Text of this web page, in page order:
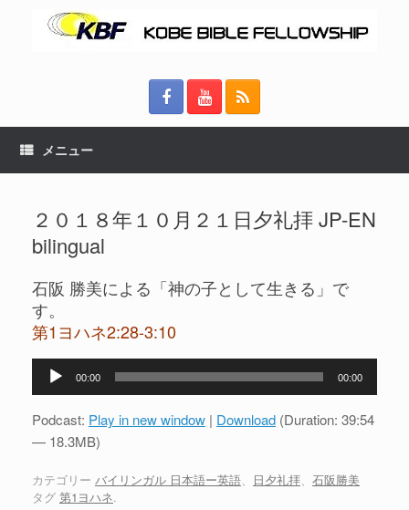
メニュー
２０１８年１０月２１日夕礼拝 JP-EN
bilingual
石阪 勝美による「神の子として生きる」で
す。
第1ヨハネ2:28-3:10
プ
ヤ
ー
00:00 00:00
Podcast: Play in new window | Download (Duration: 39:54
— 18.3MB)
カテゴリー バイリンガル 日本語ー英語、 日夕礼拝、 石阪勝美
タグ 第1ヨハネ.